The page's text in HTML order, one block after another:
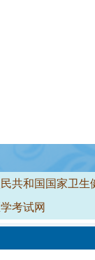
共和国国家卫生
考试网